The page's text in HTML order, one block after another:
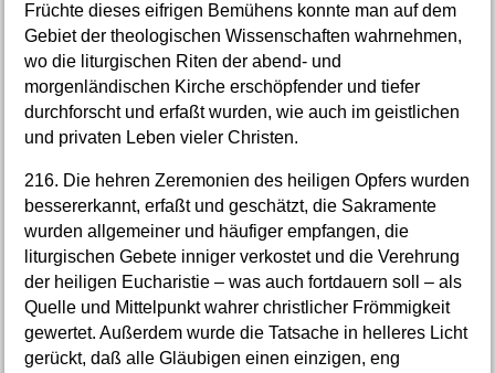
Früchte dieses eifrigen Bemühens konnte man auf dem
Gebiet der theologischen Wissenschaften wahrnehmen,
wo die liturgischen Riten der abend- und
morgenländischen Kirche erschöpfender und tiefer
durchforscht und erfaßt wurden, wie auch im geistlichen
und privaten Leben vieler Christen.
216. Die hehren Zeremonien des heiligen Opfers wurden
bessererkannt, erfaßt und geschätzt, die Sakramente
wurden allgemeiner und häufiger empfangen, die
liturgischen Gebete inniger verkostet und die Verehrung
der heiligen Eucharistie – was auch fortdauern soll – als
Quelle und Mittelpunkt wahrer christlicher Frömmigkeit
gewertet. Außerdem wurde die Tatsache in helleres Licht
gerückt, daß alle Gläubigen einen einzigen, eng